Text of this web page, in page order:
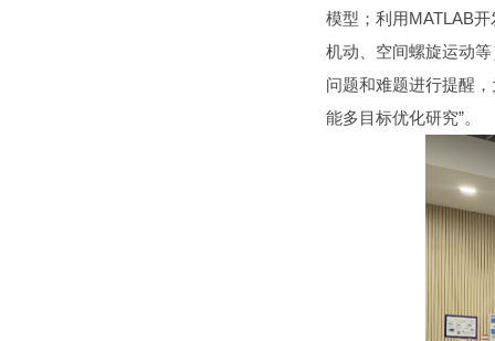
模型；利用MATLAB
机动、空间螺旋运动
问题和难题进行提醒
能多目标优化研究”。